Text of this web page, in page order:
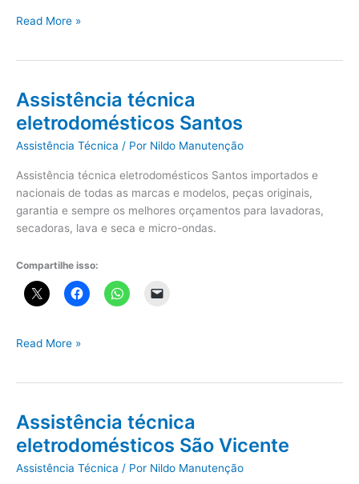
Assistência
Read More »
Assistência técnica
eletrodomésticos Santos
Assistência Técnica / Por Nildo Manutenção
Assistência técnica eletrodomésticos Santos importados e
nacionais de todas as marcas e modelos, peças originais,
garantia e sempre os melhores orçamentos para lavadoras,
secadoras, lava e seca e micro-ondas.
Compartilhe isso:
Assistência
Read More »
Assistência técnica
eletrodomésticos São Vicente
Assistência Técnica / Por Nildo Manutenção